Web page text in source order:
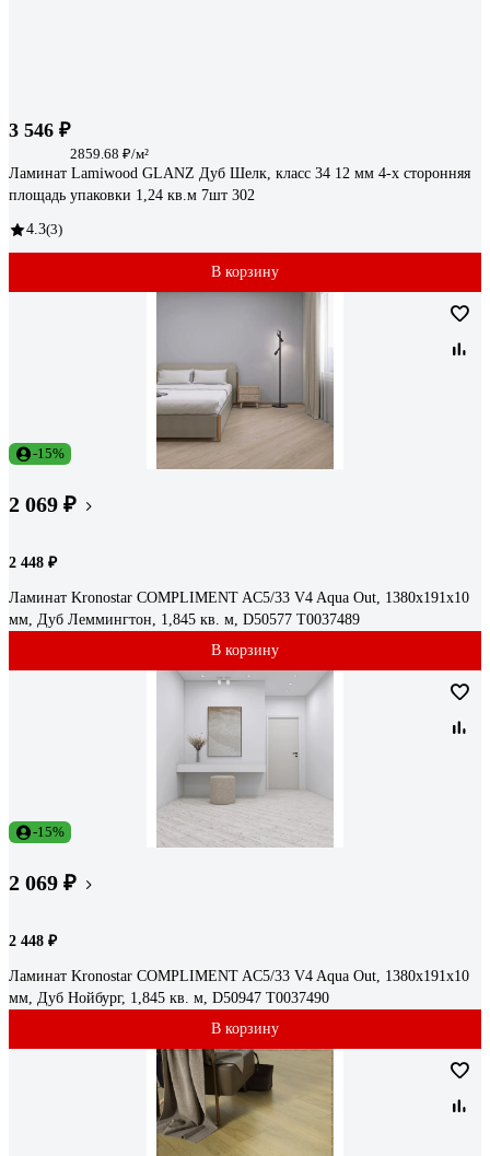
3 546 ₽
2859.68 ₽/м²
Ламинат Lamiwood GLANZ Дуб Шелк, класс 34 12 мм 4-х сторонняя
площадь упаковки 1,24 кв.м 7шт 302
4.3(3)
В корзину
-15%
2 069 ₽
2 448 ₽
Ламинат Kronostar COMPLIMENT AC5/33 V4 Aqua Out, 1380x191x10
мм, Дуб Леммингтон, 1,845 кв. м, D50577 Т0037489
В корзину
-15%
2 069 ₽
2 448 ₽
Ламинат Kronostar COMPLIMENT AC5/33 V4 Aqua Out, 1380x191x10
мм, Дуб Нойбург, 1,845 кв. м, D50947 Т0037490
В корзину